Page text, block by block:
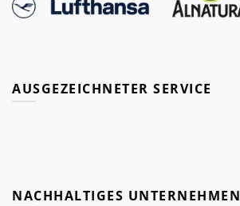
AUSGEZEICHNETER SERVICE
NACHHALTIGES UNTERNEHMEN